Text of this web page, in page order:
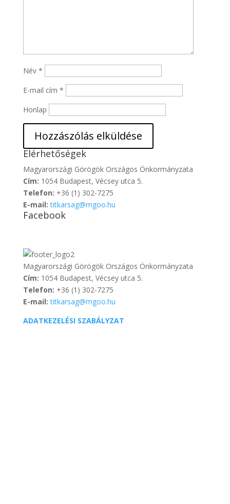
Név *
E-mail cím *
Honlap
Elérhetőségek
Magyarországi Görögök Országos Önkormányzata
Cím: 1054 Budapest, Vécsey utca 5.
Telefon: +36 (1) 302-7275
E-mail:titkarsag@mgoo.hu
Facebook
Magyarországi Görögök Országos Önkormányzata
Cím: 1054 Budapest, Vécsey utca 5.
Telefon: +36 (1) 302-7275
E-mail:titkarsag@mgoo.hu
ADATKEZELÉSI SZABÁLYZAT